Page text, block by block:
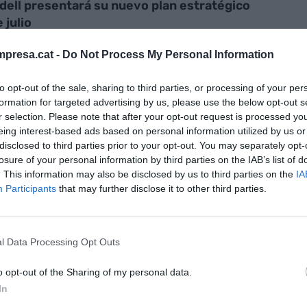
- Do Not Process My Personal Information
opt-out of the sale, sharing to third parties, or processing of your
for targeted advertising by us, please use the below opt-out
selection. Please note that after your opt-out request is processed
interest-based ads based on personal information utilized by us
to third parties prior to your opt-out. You may separately
of your personal information by third parties on the IAB’s list of
This information may also be disclosed by us to third parties on the
Participants that may further disclose it to other third parties.
Data Processing Opt Outs
opt-out of the Sharing of my personal data.
presentará su nuevo plan estratégico
julio
el "notable desfase" que existe entre el precio
Por todo ello, reitera que la oferta es
los accionistas, quienes, además, se
fiscal negativo" si la operación se llevara a
explican, al hacer el canje tendrían que
del que recibirían del BBVA en efectivo.
haya impuesto nuevas condiciones al
accionistas minoritarios del Sabadell insisten,
"graves consecuencias económicas y